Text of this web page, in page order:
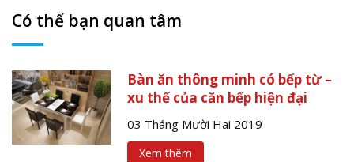
Có thể bạn quan tâm
Bàn ăn thông minh có bếp từ –
xu thế của căn bếp hiện đại
03 Tháng Mười Hai 2019
Xem thêm